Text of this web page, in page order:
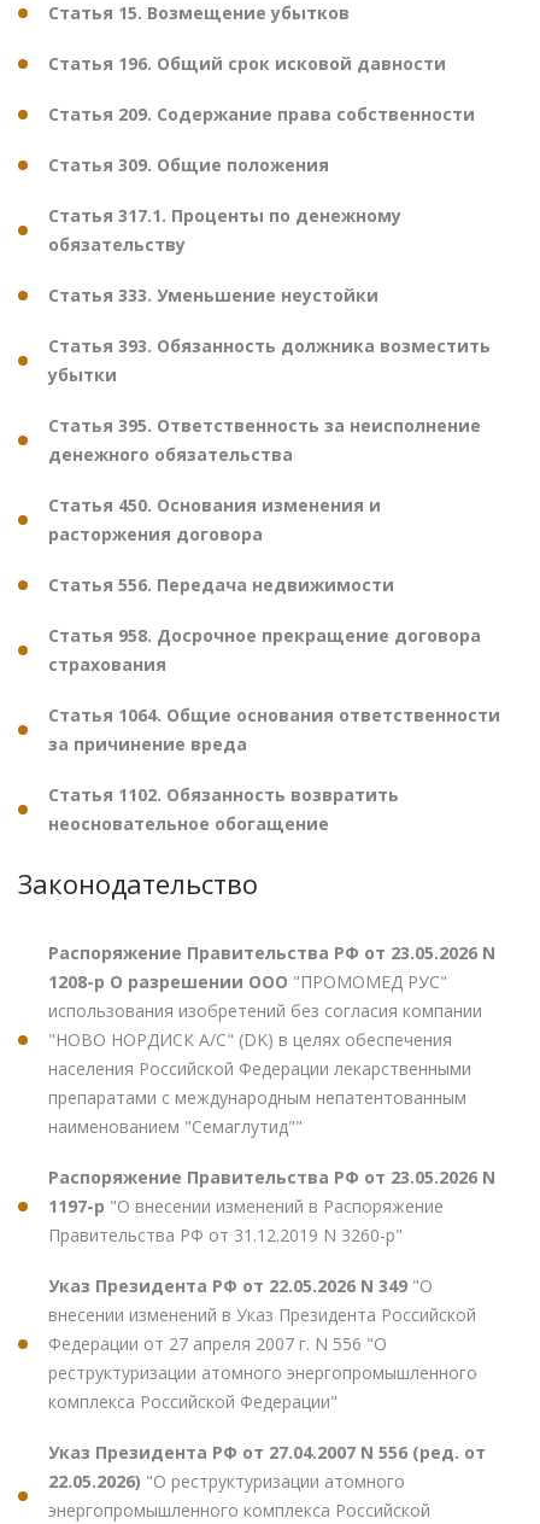
Статья 15. Возмещение убытков
Статья 196. Общий срок исковой давности
Статья 209. Содержание права собственности
Статья 309. Общие положения
Статья 317.1. Проценты по денежному
обязательству
Статья 333. Уменьшение неустойки
Статья 393. Обязанность должника возместить
убытки
Статья 395. Ответственность за неисполнение
денежного обязательства
Статья 450. Основания изменения и
расторжения договора
Статья 556. Передача недвижимости
Статья 958. Досрочное прекращение договора
страхования
Статья 1064. Общие основания ответственности
за причинение вреда
Статья 1102. Обязанность возвратить
неосновательное обогащение
Законодательство
Распоряжение Правительства РФ от 23.05.2026 N
1208-р О разрешении ООО "ПРОМОМЕД РУС"
использования изобретений без согласия компании
"НОВО НОРДИСК А/С" (DK) в целях обеспечения
населения Российской Федерации лекарственными
препаратами с международным непатентованным
наименованием "Семаглутид""
Распоряжение Правительства РФ от 23.05.2026 N
1197-р "О внесении изменений в Распоряжение
Правительства РФ от 31.12.2019 N 3260-р"
Указ Президента РФ от 22.05.2026 N 349 "О
внесении изменений в Указ Президента Российской
Федерации от 27 апреля 2007 г. N 556 "О
реструктуризации атомного энергопромышленного
комплекса Российской Федерации"
Указ Президента РФ от 27.04.2007 N 556 (ред. от
22.05.2026) "О реструктуризации атомного
энергопромышленного комплекса Российской